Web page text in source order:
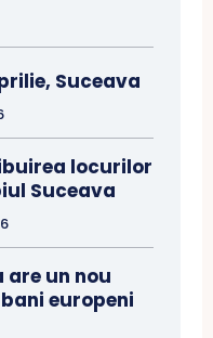
Suceava
locurilor
Suceava
un nou
europeni